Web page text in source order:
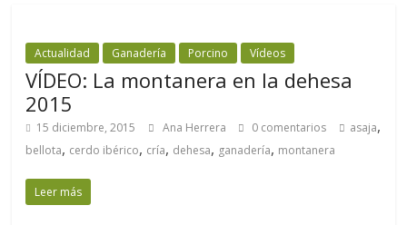
Actualidad Ganadería Porcino Vídeos
VÍDEO: La montanera en la dehesa
2015
15 diciembre, 2015 Ana Herrera 0 comentarios asaja,
bellota, cerdo ibérico, cría, dehesa, ganadería, montanera
Leer más